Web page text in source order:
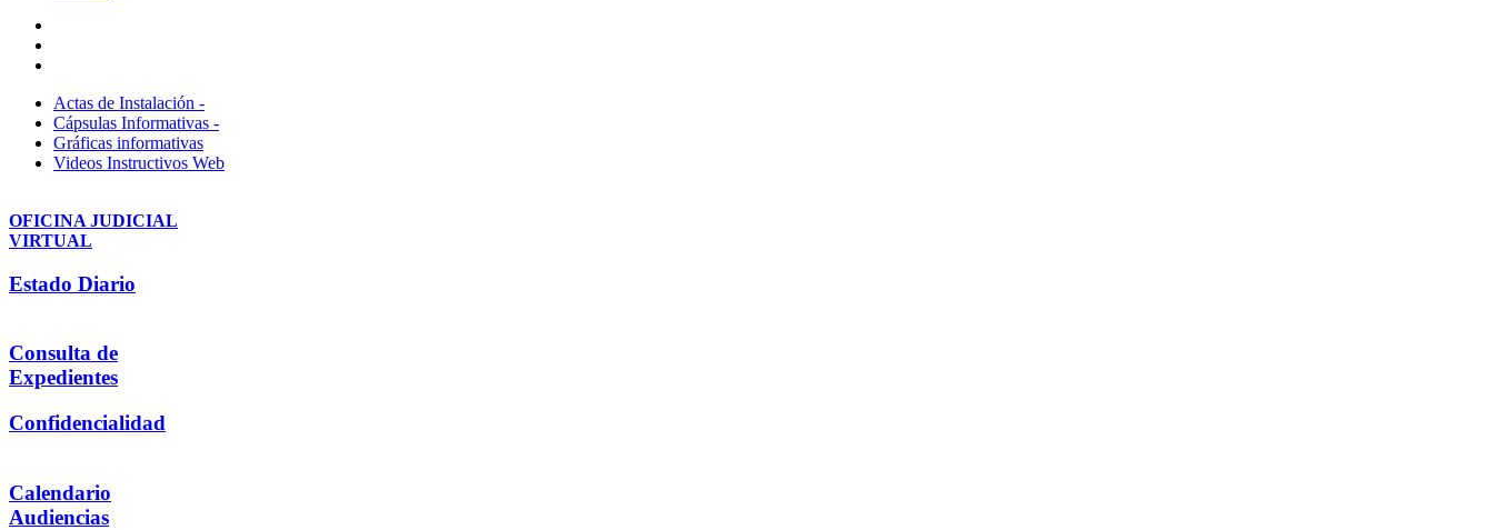
Actas de Instalación -
Cápsulas Informativas -
Gráficas informativas
Videos Instructivos Web
OFICINA JUDICIAL
VIRTUAL
Estado Diario
Consulta de
Expedientes
Confidencialidad
Calendario
Audiencias